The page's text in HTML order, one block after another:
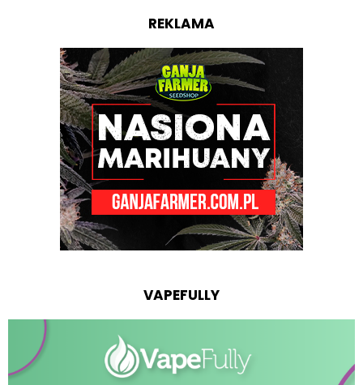
REKLAMA
VAPEFULLY